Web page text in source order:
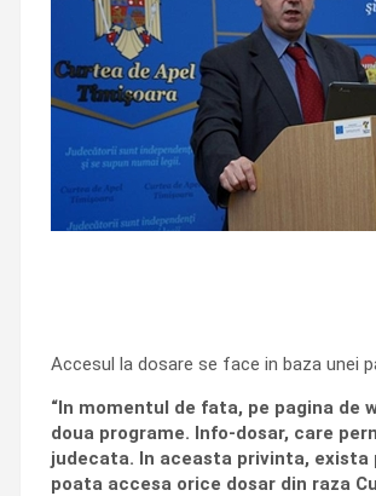
Accesul la dosare se face in baza unei
“In momentul de fata, pe pagina
doua programe. Info-dosar, care
judecata. In aceasta privinta,
poata accesa orice dosar din raza